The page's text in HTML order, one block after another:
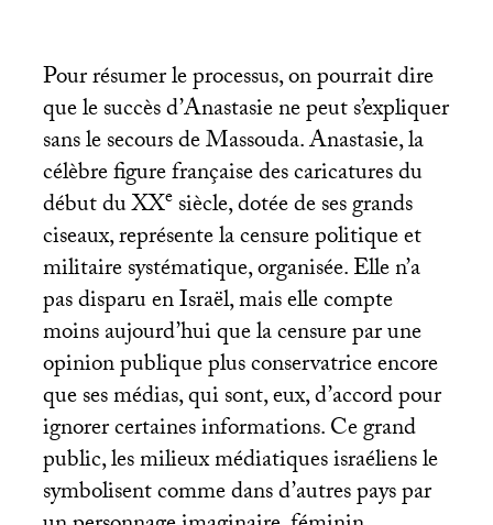
Pour résumer le processus, on pourrait dire
que le succès d’Anastasie ne peut s’expliquer
sans le secours de Massouda. Anastasie, la
célèbre figure française des caricatures du
début duXXesiècle, dotée de ses grands
ciseaux, représente la censure politique et
militaire systématique, organisée. Elle n’a
pas disparu en Israël, mais elle compte
moins aujourd’hui que la censure par une
opinion publique plus conservatrice encore
que ses médias, qui sont, eux, d’accord pour
ignorer certaines informations. Ce grand
public, les milieux médiatiques israéliens le
symbolisent comme dans d’autres pays par